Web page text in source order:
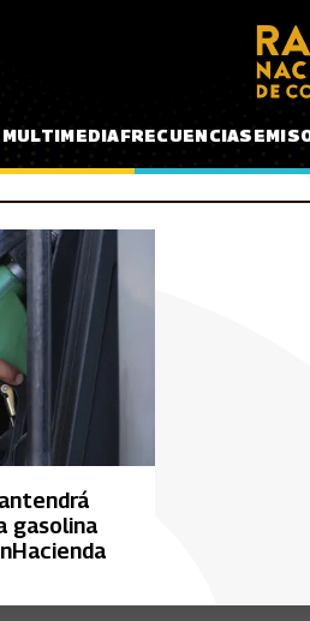
FRECUENCIAS
gasolina